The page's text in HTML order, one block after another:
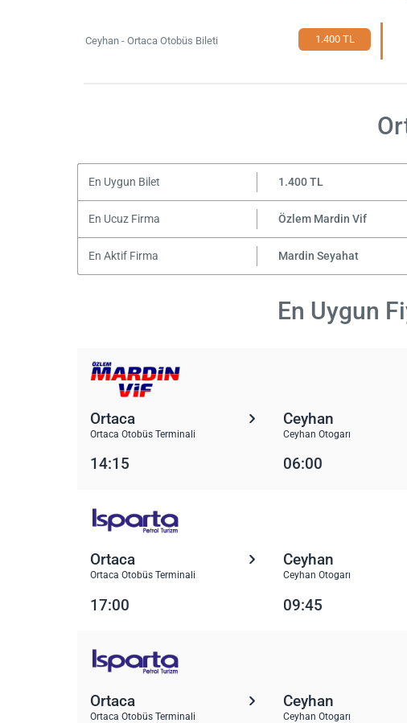
Ceyhan - Ortaca Otobüs Bileti 1.400 TL
En Uygun Bilet 1.400 TL
En Ucuz Firma Özlem Mardin Vif
En Aktif Firma Mardin Seyahat
En Uygun
Ortaca
Ortaca Otobüs Terminali
Ceyhan
Ceyhan Otogarı
14:15 06:00
Ortaca
Ortaca Otobüs Terminali
Ceyhan
Ceyhan Otogarı
17:00 09:45
Ortaca
Ortaca Otobüs Terminali
Ceyhan
Ceyhan Otogarı